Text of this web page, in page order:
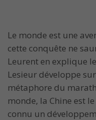
Le monde est une
cette conquête ne
Leurent en explique
Lesieur développe
métaphore du
monde, la Chine est
connu un